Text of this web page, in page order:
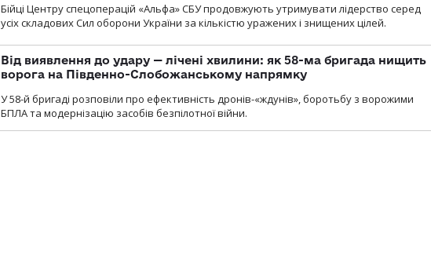
Бійці Центру спецоперацій «Альфа» СБУ продовжують утримувати лідерство серед
усіх складових Сил оборони України за кількістю уражених і знищених цілей.
Від виявлення до удару — лічені хвилини: як 58-ма бригада нищить
ворога на Південно-Слобожанському напрямку
У 58-й бригаді розповіли про ефективність дронів-«ждунів», боротьбу з ворожими
БПЛА та модернізацію засобів безпілотної війни.